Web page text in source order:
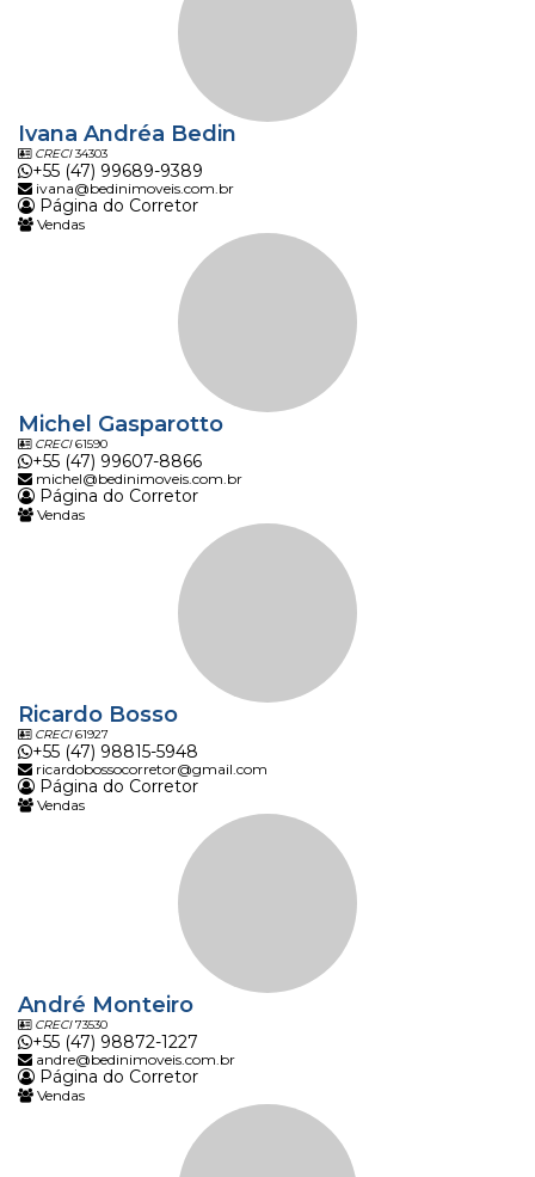
Ivana Andréa Bedin
CRECI34303
+55 (47) 99689-9389
ivana@bedinimoveis.com.br
Página do Corretor
Vendas
Michel Gasparotto
CRECI61590
+55 (47) 99607-8866
michel@bedinimoveis.com.br
Página do Corretor
Vendas
Ricardo Bosso
CRECI61927
+55 (47) 98815-5948
ricardobossocorretor@gmail.com
Página do Corretor
Vendas
André Monteiro
CRECI73530
+55 (47) 98872-1227
andre@bedinimoveis.com.br
Página do Corretor
Vendas